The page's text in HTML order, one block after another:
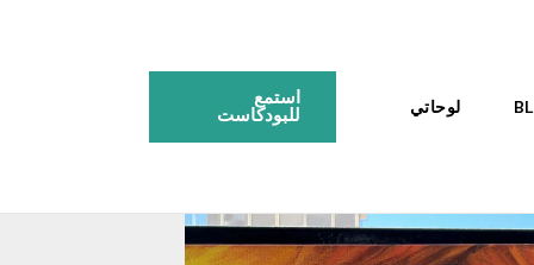
لوحاتي استمع
للبودكاست